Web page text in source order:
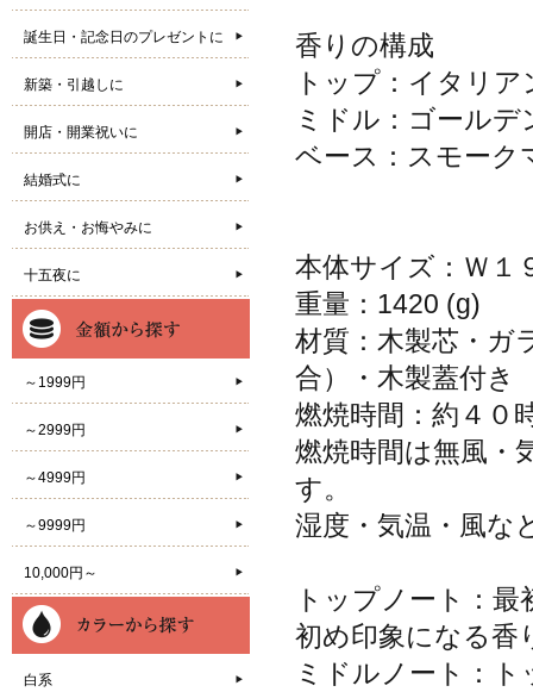
香りの構成
トップ：イタリ
ミドル：ゴール
ベース：スモーク
本体サイズ：Ｗ１
重量：1420 (g)
材質：木製芯・ガ
合）・木製蓋付き
燃焼時間：約４０
燃焼時間は無風・
す。
湿度・気温・風な
トップノート：
初め印象になる香
ミドルノート：
誕生日・記念日のプレゼントに
新築・引越しに
開店・開業祝いに
結婚式に
お供え・お悔やみに
十五夜に
～1999円
～2999円
～4999円
～9999円
10,000円～
白系